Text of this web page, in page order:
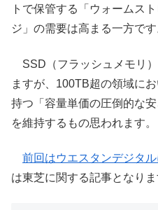
トで保管する「ウォームス
ジ」の需要は高まる一方です
SSD（フラッシュメモリ
ますが、100TB超の領域に
持つ「容量単価の圧倒的な
を維持するもの思われます。
前回はウエスタンデジタ
は東芝に関する記事となりま